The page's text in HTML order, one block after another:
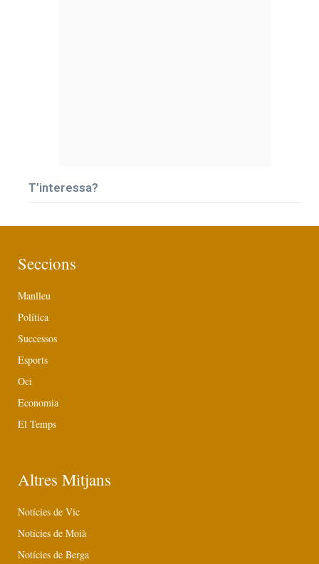
T’interessa?
Seccions
Manlleu
Política
Successos
Esports
Oci
Economia
El Temps
Altres Mitjans
Notícies de Vic
Notícies de Moià
Notícies de Berga